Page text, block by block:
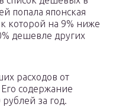
попала японская
которой на 9% ниже
дешевле других
расходов от
содержание
за год.